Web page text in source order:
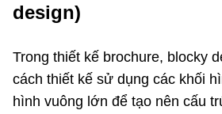
design)
Trong thiết kế brochure, blocky
cách thiết kế sử dụng các khối
hình vuông lớn để tạo nên cấu